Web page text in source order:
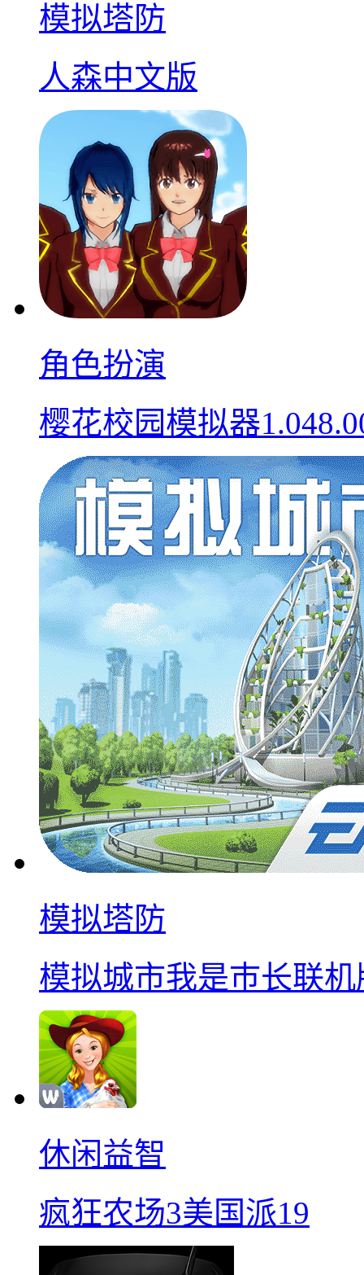
模拟塔防
人森中文版
角色扮演
樱花校园模拟器
模拟塔防
模拟城市我是巿长联机
休闲益智
疯狂农场3美国派19